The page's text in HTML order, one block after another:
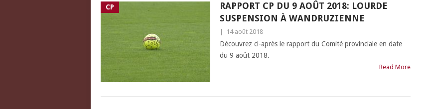
CP
RAPPORT CP DU 9 AOÛT 2018: LOURDE
SUSPENSION À WANDRUZIENNE
14 août 2018
Découvrez ci-après le rapport du Comité provinciale en date
du 9 août 2018.
Read More